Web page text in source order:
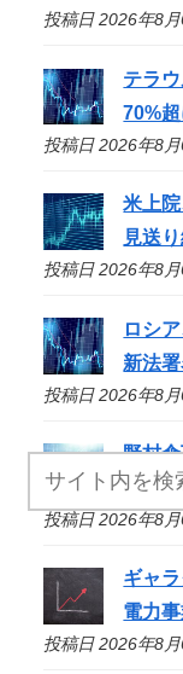
投稿日 2026年8
テラ
70%
投稿日 2026年8
米上
見送
投稿日 2026年8
ロシ
新法署
投稿日 2026年8
野村
出資
投稿日 2026年8
ギャ
電力
投稿日 2026年8